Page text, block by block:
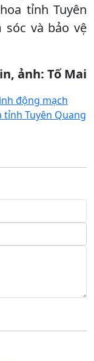
tỉnh Tuyên
sóc và bảo vệ
ảnh: Tố Mai
động mạch
tỉnh Tuyên Quang